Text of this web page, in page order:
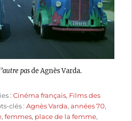
pasde Agnès Varda.
:Cinéma français, Films des
clés :Agnès Varda,années 70,
,femmes, place de la femme,